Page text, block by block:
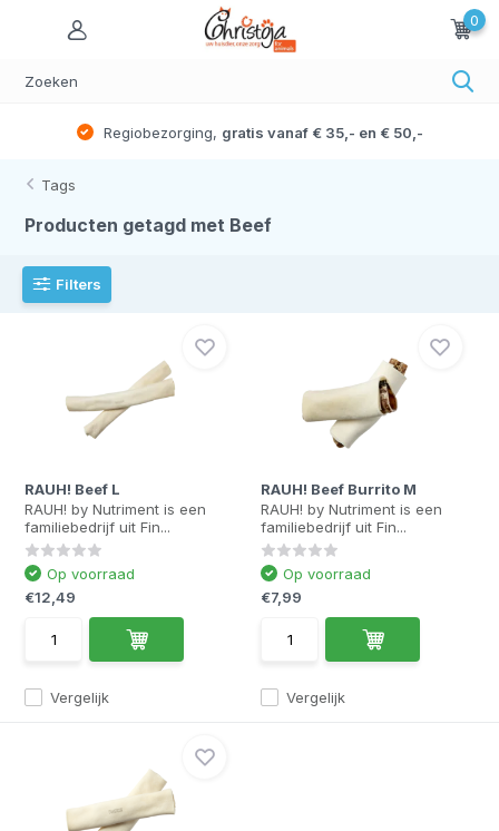
0
Regiobezorging, gratis vanaf € 35,- en € 50,-
Tags
Producten getagd met Beef
Filters
RAUH! Beef L
RAUH! by Nutriment is een
familiebedrijf uit Fin...
Vergelijk
Op voorraad
€12,49
RAUH! Beef Burrito M
RAUH! by Nutriment is een
familiebedrijf uit Fin...
Vergelijk
Op voorraad
€7,99